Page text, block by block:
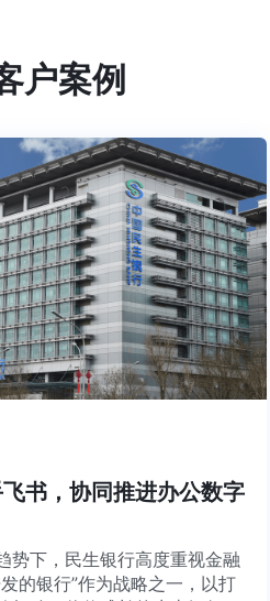
户案例
飞书，协同推进办公数字
趋势下，民生银行高度重视金融
发的银行”作为战略之一，以打